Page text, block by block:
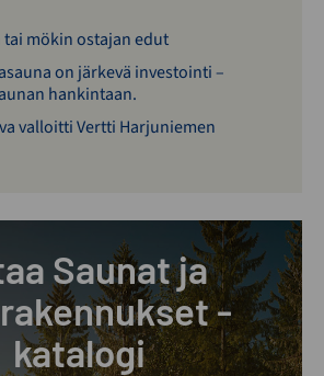
tai mökin ostajan edut
on järkevä investointi –
hankintaan.
valloitti Vertti Harjuniemen
Saunat ja
-
katalogi